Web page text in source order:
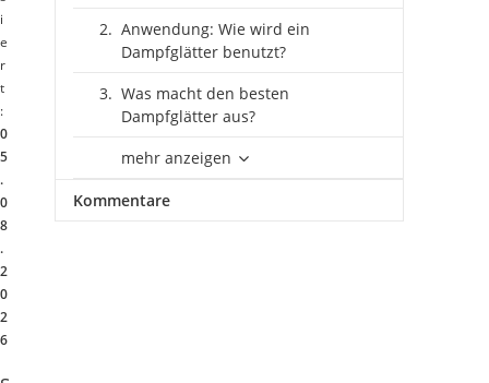
i
e
r
t
:
0
5
.
0
8
.
2
0
2
6
Anwendung: Wie wird ein
Dampfglätter benutzt?
Was macht den besten
Dampfglätter aus?
mehr anzeigen
Kommentare